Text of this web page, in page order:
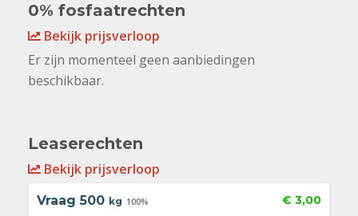
0% fosfaatrechten
Bekijk prijsverloop
Er zijn momenteel geen aanbiedingen
beschikbaar.
Leaserechten
Bekijk prijsverloop
Vraag 500 kg 100% € 3,00